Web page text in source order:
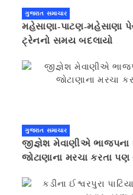
ગુજરાત સમાચાર
મહેસાણા-પાટણ-મહેસાણા
ટ્રેનનો સમય બદલાયો
ગુજરાત સમાચાર
જીજ્ઞેશ મેવાણીએ
જોટાણાના મરચા કરતા